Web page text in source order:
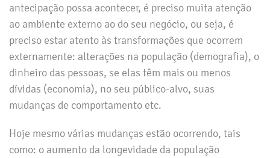
antecipação possa acontecer, é preciso muita atenção
ao ambiente externo ao do seu negócio, ou seja, é
preciso estar atento às transformações que ocorrem
externamente: alterações na população (demografia), o
dinheiro das pessoas, se elas têm mais ou menos
dívidas (economia), no seu público-alvo, suas
mudanças de comportamento etc.
Hoje mesmo várias mudanças estão ocorrendo, tais
como: o aumento da longevidade da população